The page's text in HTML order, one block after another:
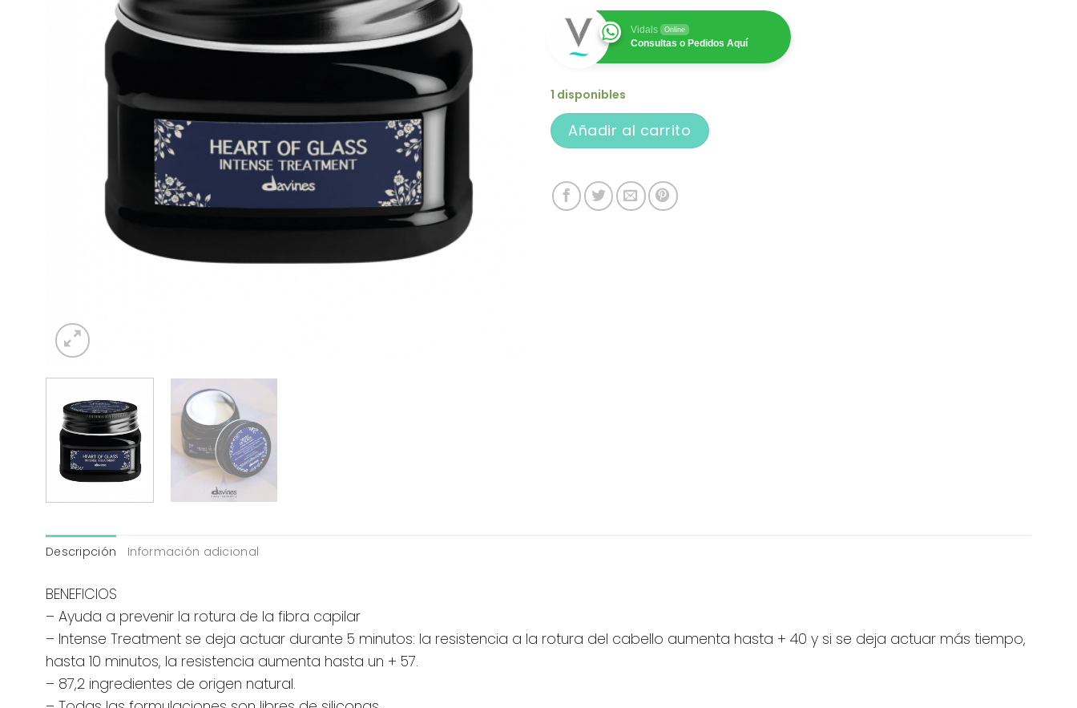
Vidals Online
Consultas o Pedidos Aquí
1 disponibles
Añadir al carrito
Descripción Información adicional
BENEFICIOS
– Ayuda a prevenir la rotura de la fibra capilar
– Intense Treatment se deja actuar durante 5 minutos: la resistencia a la rotura del cabello aumenta hasta + 40 y si se deja actuar más tiempo,
hasta 10 minutos, la resistencia aumenta hasta un + 57.
– 87,2 ingredientes de origen natural.